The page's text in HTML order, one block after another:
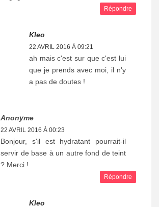
Répondre
Kleo
22 AVRIL 2016 À 09:21
ah mais c'est sur que c'est lui
que je prends avec moi, il n'y
a pas de doutes !
Anonyme
22 AVRIL 2016 À 00:23
Bonjour, s'il est hydratant pourrait-il
servir de base à un autre fond de teint
? Merci !
Répondre
Kleo